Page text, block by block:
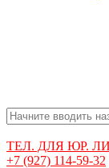
ТЕЛ. ДЛЯ ЮР.
+7 (927) 114-59-32